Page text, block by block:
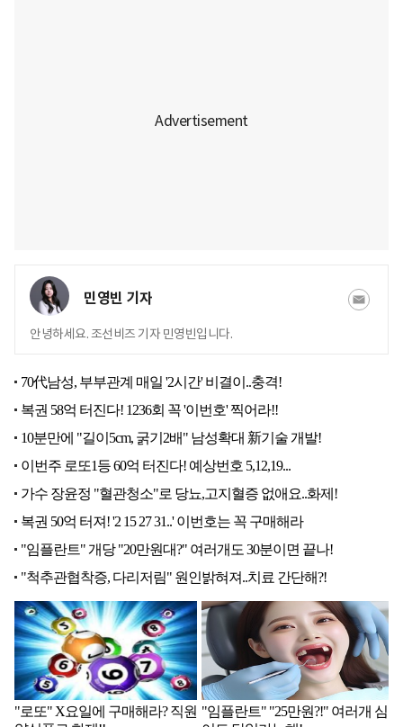
민영빈 기자
안녕하세요. 조선비즈 기자 민영빈입니다.